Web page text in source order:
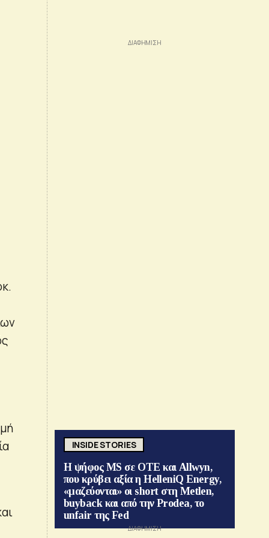
INSIDE STORIES
Η ψήφος MS σε ΟΤΕ και Allwyn,
που κρύβει αξία η HelleniQ Energy,
«μαζεύονται» οι short στη Metlen,
buyback και από την Prodea, το
unfair της Fed